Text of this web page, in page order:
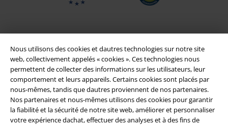
Nous utilisons des cookies et dautres technologies sur notre site
web, collectivement appelés « cookies ». Ces technologies nous
permettent de collecter des informations sur les utilisateurs, leur
comportement et leurs appareils. Certains cookies sont placés par
nous-mêmes, tandis que dautres proviennent de nos partenaires.
Nos partenaires et nous-mêmes utilisons des cookies pour garantir
la fiabilité et la sécurité de notre site web, améliorer et personnaliser
votre expérience dachat, effectuer des analyses et à des fins de
Légal